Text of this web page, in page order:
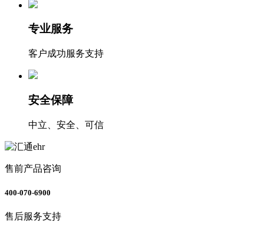
专业服务
客户成功服务支持
安全保障
中立、安全、可信
售前产品咨询
400-070-6900
售后服务支持